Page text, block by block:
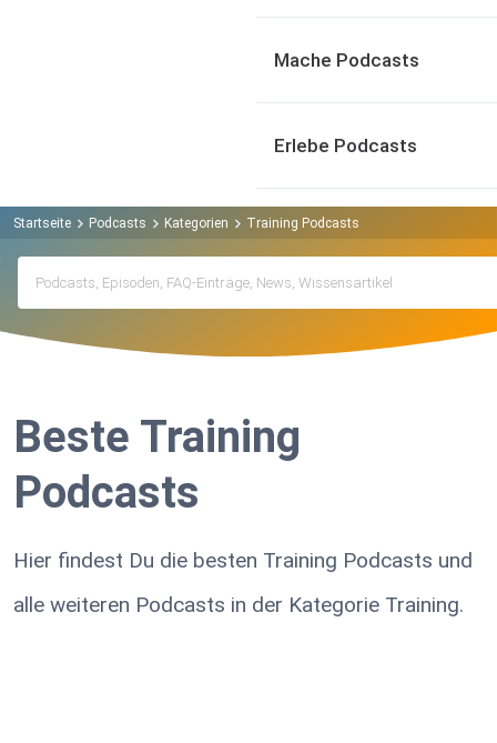
Mache Podcasts
Erlebe Podcasts
Startseite Podcasts Kategorien Training Podcasts
Beste Training
Podcasts
Hier findest Du die besten Training Podcasts und
alle weiteren Podcasts in der Kategorie Training.